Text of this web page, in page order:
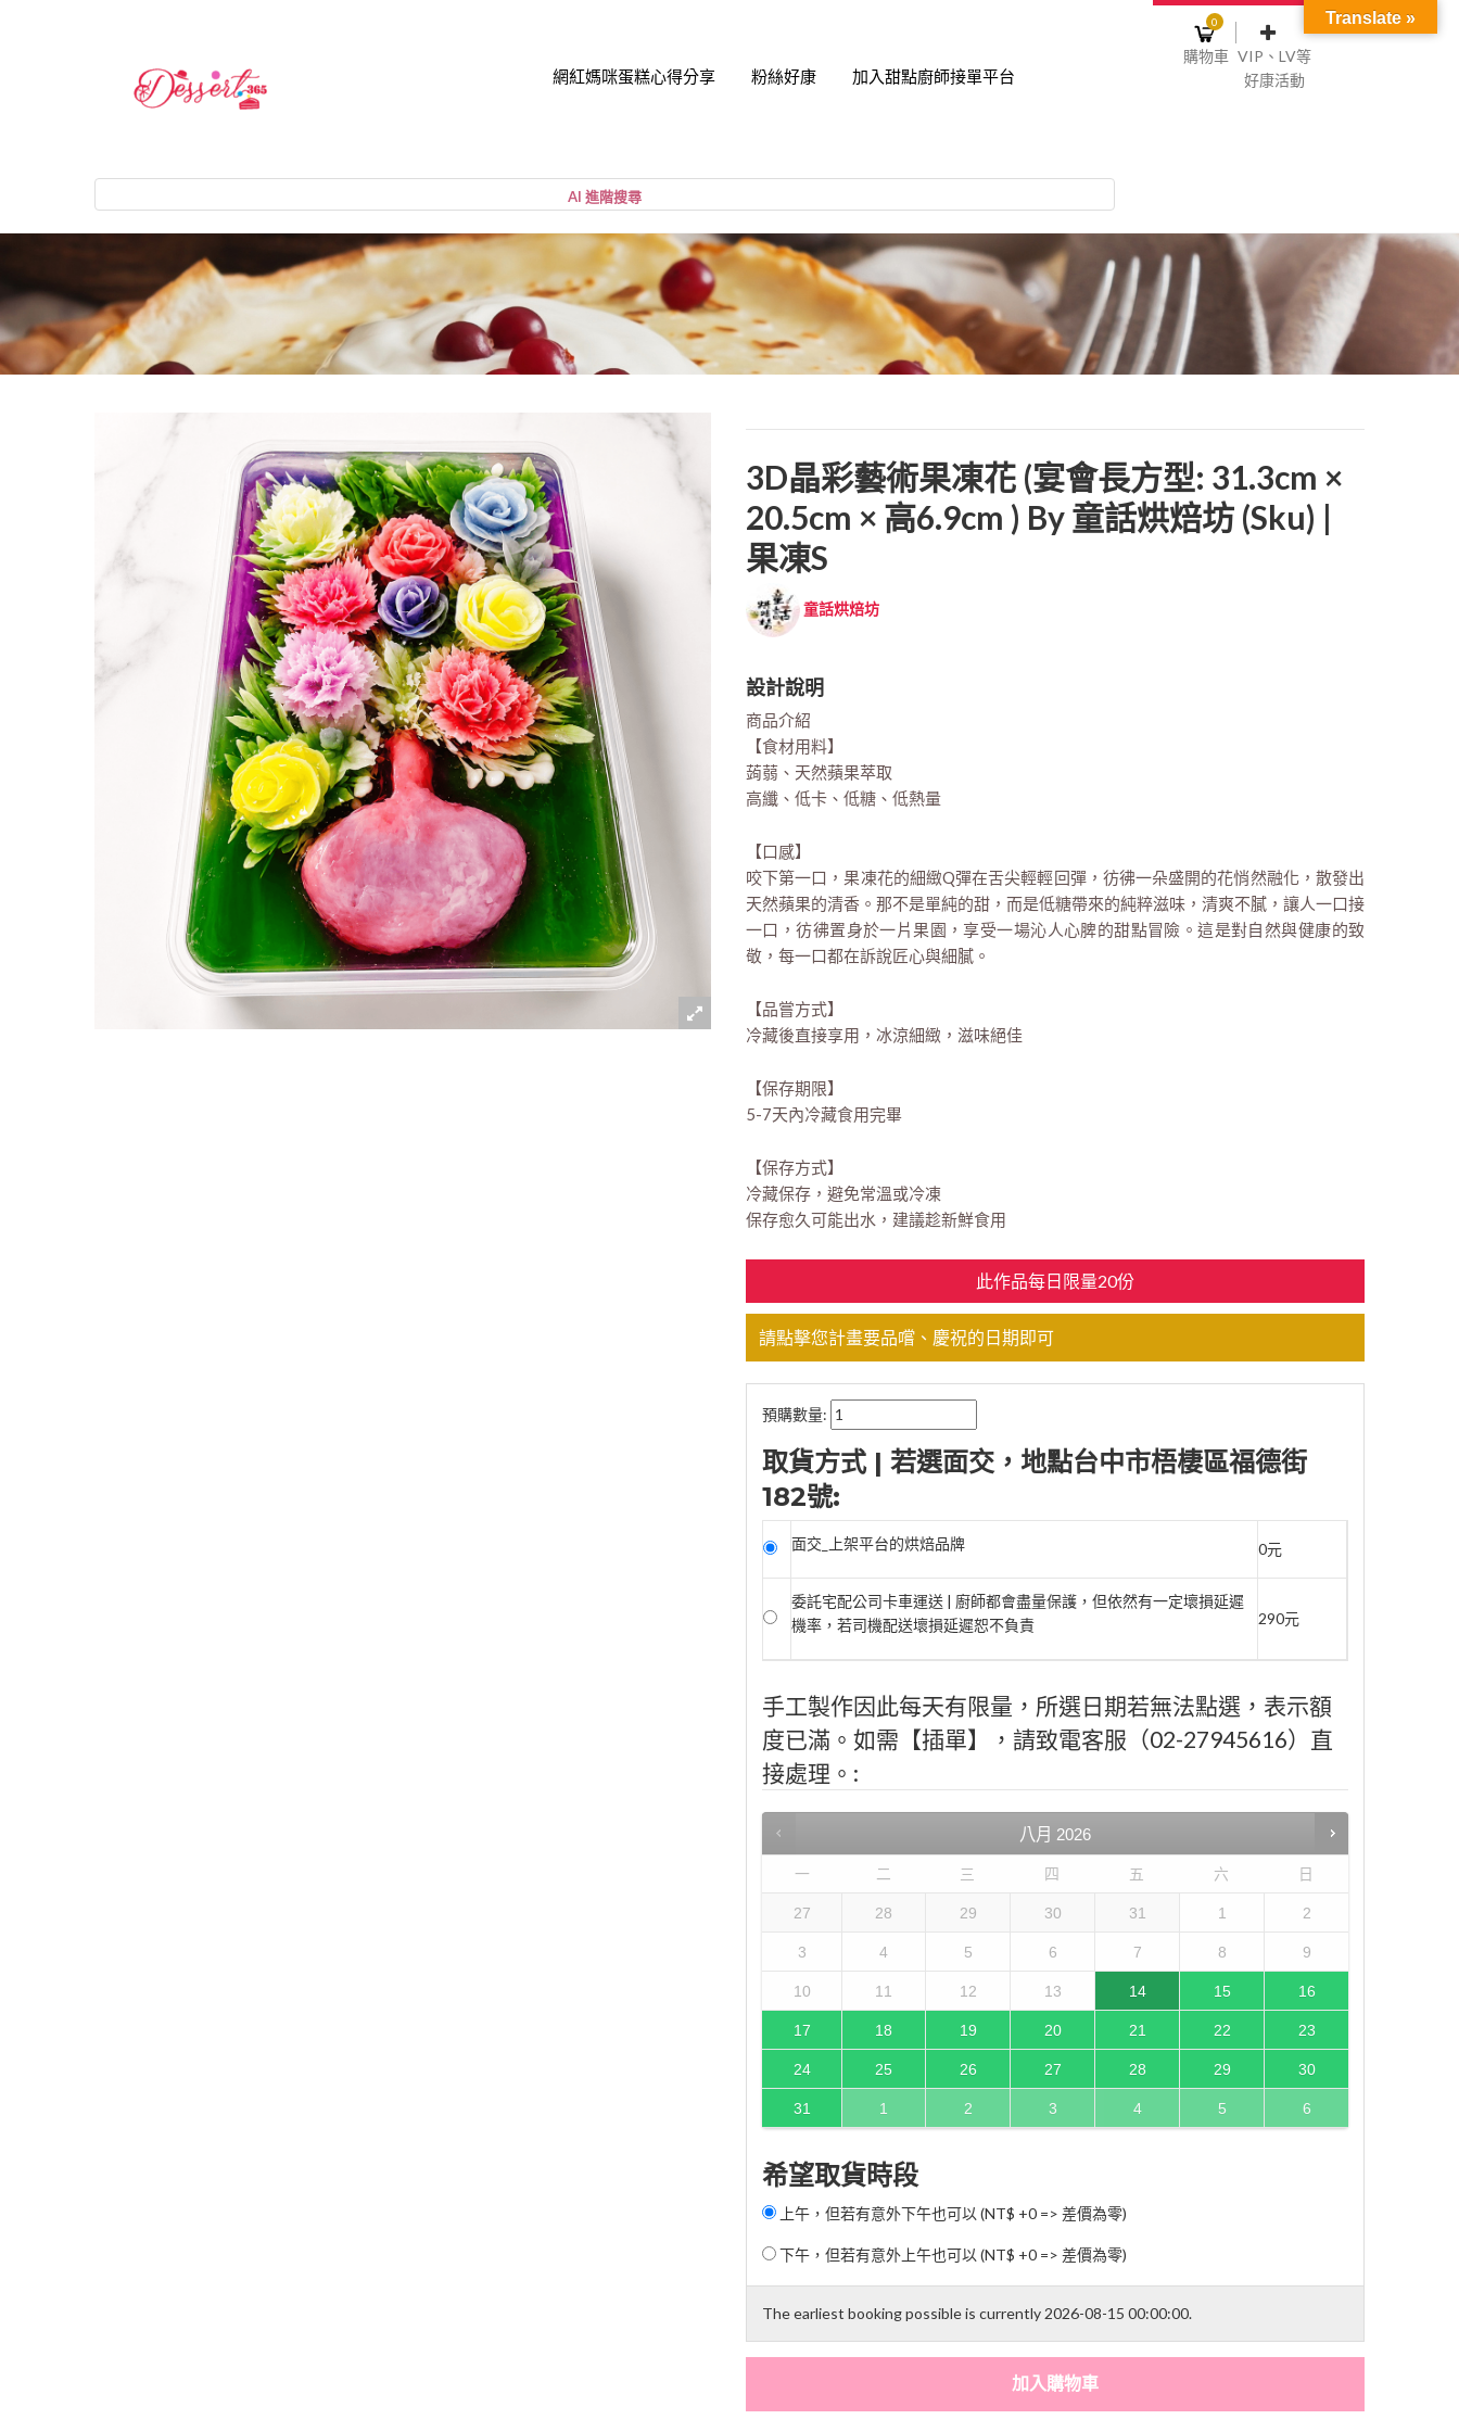
網紅媽咪蛋糕心得分享 粉絲好康 加入甜點廚師接單平台
0
購物車 VIP、LV等
好康活動
小計:NT$0
密碼
記住我
3D晶彩藝術果凍花 (宴會長方型: 31.3cm ×
20.5cm × 高6.9cm ) By 童話烘焙坊 (sku) |
果凍s
童話烘焙坊
設計說明
商品介紹
【食材用料】
蒟蒻、天然蘋果萃取
高纖、低卡、低糖、低熱量
【口感】
咬下第一口，果凍花的細緻Q彈在舌尖輕輕回彈，彷彿一朵盛開的花悄然融化，散發出
天然蘋果的清香。那不是單純的甜，而是低糖帶來的純粹滋味，清爽不膩，讓人一口接
一口，彷彿置身於一片果園，享受一場沁人心脾的甜點冒險。這是對自然與健康的致
敬，每一口都在訴說匠心與細膩。
【品嘗方式】
冷藏後直接享用，冰涼細緻，滋味絕佳
【保存期限】
5-7天內冷藏食用完畢
【保存方式】
冷藏保存，避免常溫或冷凍
保存愈久可能出水，建議趁新鮮食用
此作品每日限量20份
請點擊您計畫要品嚐、慶祝的日期即可
預購數量:
取貨方式 | 若選面交，地點台中市梧棲區福德街
182號:
面交_上架平台的烘焙品牌 0元
委託宅配公司卡車運送 | 廚師都會盡量保護，但依然有一定壞損延遲
機率，若司機配送壞損延遲恕不負責
290元
手工製作因此每天有限量，所選日期若無法點選，表示額
度已滿。如需【插單】，請致電客服（02-27945616）直
接處理。:
八月 2026
一 二 三 四 五 六 日
27 28 29 30 31 1 2
3 4 5 6 7 8 9
10 11 12 13 14 15 16
17 18 19 20 21 22 23
24 25 26 27 28 29 30
31 1 2 3 4 5 6
希望取貨時段
上午，但若有意外下午也可以 (NT$ +0 => 差價為零)
下午，但若有意外上午也可以 (NT$ +0 => 差價為零)
The earliest booking possible is currently 2026-08-15 00:00:00.
加入購物車
Translate »